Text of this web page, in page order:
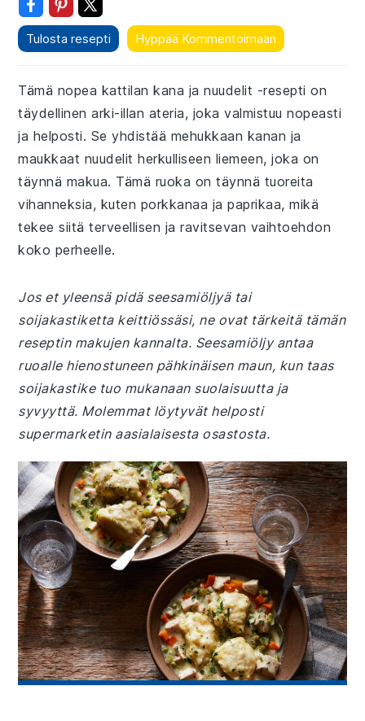
Tulosta resepti Hyppää Kommentoimaan
Tämä nopea kattilan kana ja nuudelit -resepti on
täydellinen arki-illan ateria, joka valmistuu nopeasti
ja helposti. Se yhdistää mehukkaan kanan ja
maukkaat nuudelit herkulliseen liemeen, joka on
täynnä makua. Tämä ruoka on täynnä tuoreita
vihanneksia, kuten porkkanaa ja paprikaa, mikä
tekee siitä terveellisen ja ravitsevan vaihtoehdon
koko perheelle.
Jos et yleensä pidä seesamiöljyä tai
soijakastiketta keittiössäsi, ne ovat tärkeitä tämän
reseptin makujen kannalta. Seesamiöljy antaa
ruoalle hienostuneen pähkinäisen maun, kun taas
soijakastike tuo mukanaan suolaisuutta ja
syvyyttä. Molemmat löytyvät helposti
supermarketin aasialaisesta osastosta.